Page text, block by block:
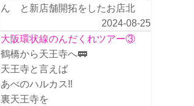
ん と新店舗開拓をしたお店北
2024-08-25
大阪環状線のんだくれツアー③
鶴橋から天王寺へ🚃
天王寺と言えば
あべのハルカス‼️
裏天王寺を